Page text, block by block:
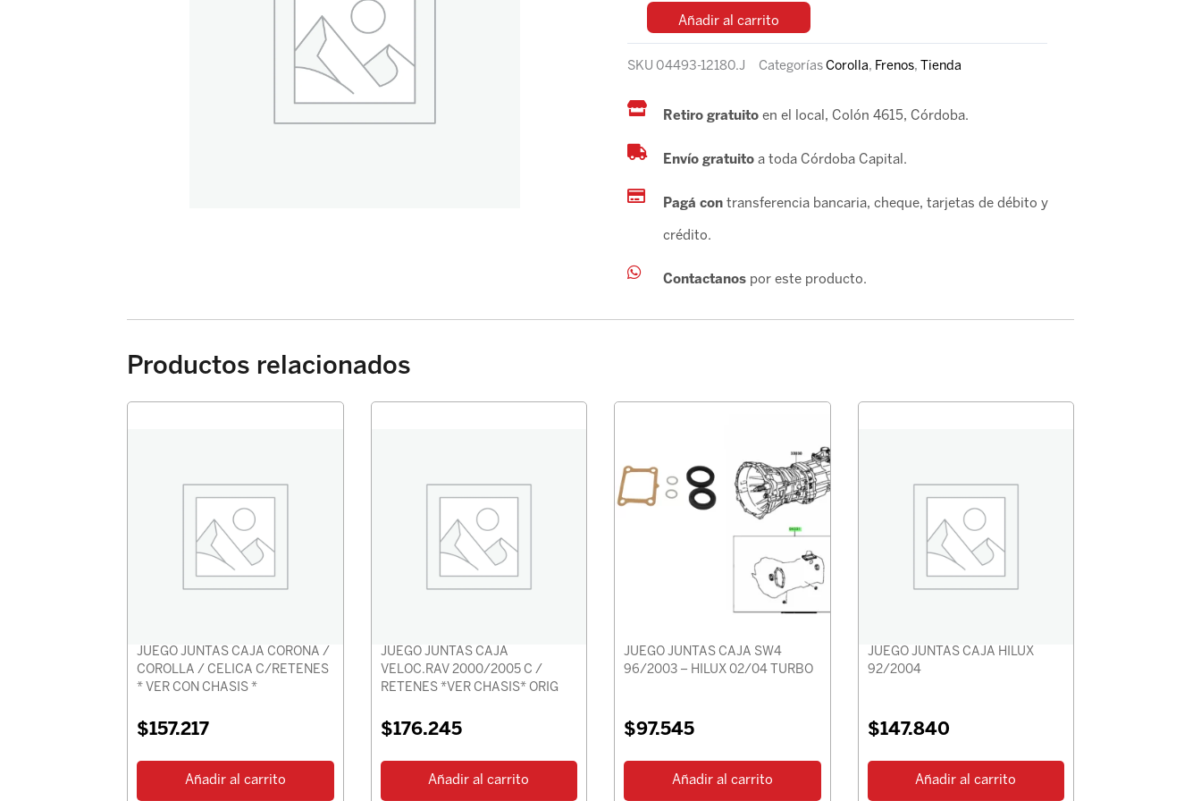
Añadir al carrito
SKU 04493-12180.J Categorías Corolla, Frenos, Tienda
Retiro gratuito en el local, Colón 4615, Córdoba.
Envío gratuitoa toda Córdoba Capital.
Pagá contransferencia bancaria, cheque, tarjetas de débito y
crédito.
Contactanospor este producto.
Productos relacionados
JUEGO JUNTAS CAJA CORONA /
COROLLA / CELICA C/RETENES
* VER CON CHASIS *
$157.217
Añadir al carrito
JUEGO JUNTAS CAJA
VELOC.RAV 2000/2005 C /
RETENES *VER CHASIS* ORIG
$176.245
Añadir al carrito
JUEGO JUNTAS CAJA SW4
96/2003 – HILUX 02/04 TURBO
$97.545
Añadir al carrito
JUEGO JUNTAS CAJA HILUX
92/2004
$147.840
Añadir al carrito